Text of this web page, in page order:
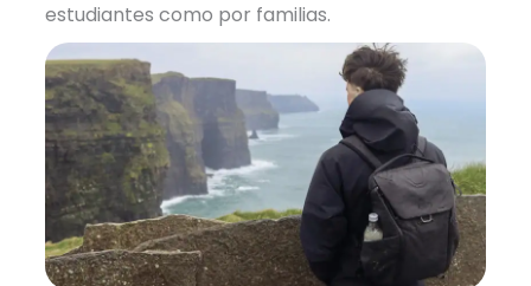
estudiantes como por familias.